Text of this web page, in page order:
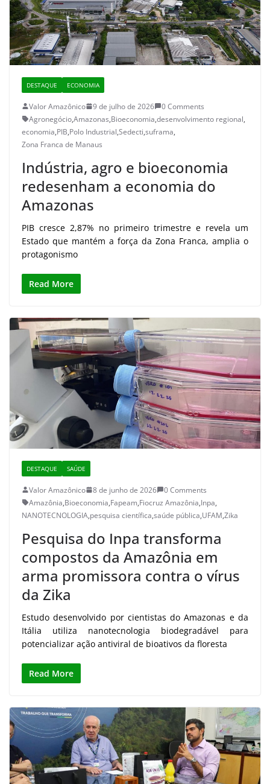
DESTAQUE ECONOMIA
Valor Amazônico 9 de julho de 2026
0 Comments
Agronegócio,Amazonas,Bioeconomia,desenvolvimento regional,
economia,PIB,Polo Industrial,Sedecti,suframa,
Zona Franca de Manaus
Indústria, agro e bioeconomia
redesenham a economia do
Amazonas
PIB cresce 2,87% no primeiro trimestre e revela um
Estado que mantém a força da Zona Franca, amplia o
protagonismo
Read More
DESTAQUE SAÚDE
Valor Amazônico 8 de junho de 2026
0 Comments
Amazônia,Bioeconomia,Fapeam,Fiocruz Amazônia,Inpa,
NANOTECNOLOGIA,pesquisa científica,saúde pública,UFAM,Zika
Pesquisa do Inpa transforma
compostos da Amazônia em
arma promissora contra o vírus
da Zika
Estudo desenvolvido por cientistas do Amazonas e da
Itália utiliza nanotecnologia biodegradável para
potencializar ação antiviral de bioativos da floresta
Read More